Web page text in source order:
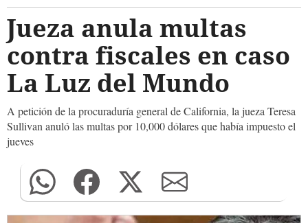
Jueza anula multas
contra fiscales en caso
La Luz del Mundo
A petición de la procuraduría general de California, la jueza Teresa
Sullivan anuló las multas por 10,000 dólares que había impuesto el
jueves